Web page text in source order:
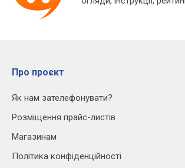
Про проєкт
Як нам зателефонувати?
Розміщення прайс-листів
Магазинам
Політика конфіденційності